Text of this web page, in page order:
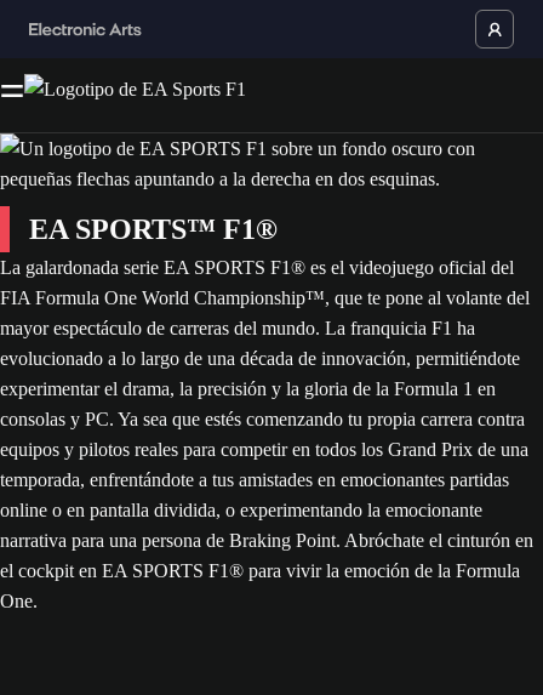
EA SPORTS™ F1®
La galardonada serie EA SPORTS F1® es el videojuego oficial del
FIA Formula One World Championship™, que te pone al volante del
mayor espectáculo de carreras del mundo. La franquicia F1 ha
evolucionado a lo largo de una década de innovación, permitiéndote
experimentar el drama, la precisión y la gloria de la Formula 1 en
consolas y PC. Ya sea que estés comenzando tu propia carrera contra
equipos y pilotos reales para competir en todos los Grand Prix de una
temporada, enfrentándote a tus amistades en emocionantes partidas
online o en pantalla dividida, o experimentando la emocionante
narrativa para una persona de Braking Point. Abróchate el cinturón en
el cockpit en EA SPORTS F1® para vivir la emoción de la Formula
One.